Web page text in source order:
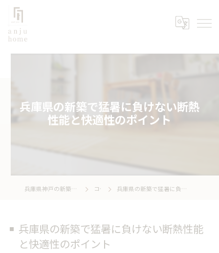
兵庫県の新築で猛暑に負けない断熱
性能と快適性のポイント
兵庫県神戸の新築なら株式会社あんじゅホーム コラム 兵庫県の新築で猛暑に負けない断熱性能と快適性のポイント
兵庫県の新築で猛暑に負けない断熱性能
と快適性のポイント